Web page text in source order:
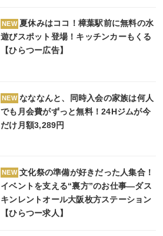
NEW 夏休みはココ！樟葉駅前に無料の水
遊びスポット登場！キッチンカーもくる
【ひらつー広告】
NEW なななんと、同時入会の家族は何人
でも月会費がずっと無料！24Hジムが今
だけ月額3,289円
NEW 文化祭の準備が好きだった人集合！
イベントを支える“裏方”のお仕事―ダス
キンレントオール大阪枚方ステーション
【ひらつー求人】